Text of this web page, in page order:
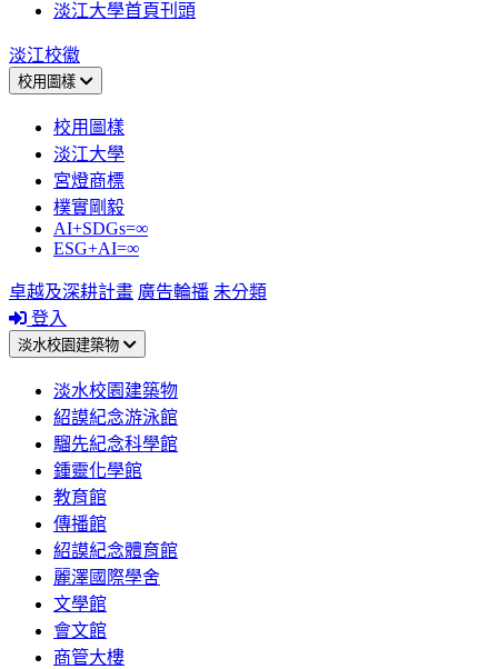
淡江大學首頁刊頭
淡江校徽
校用圖樣
校用圖樣
淡江大學
宮燈商標
樸實剛毅
AI+SDGs=∞
ESG+AI=∞
卓越及深耕計畫 廣告輪播 未分類
登入
淡水校園建築物
淡水校園建築物
紹謨紀念游泳館
騮先紀念科學館
鍾靈化學館
教育館
傳播館
紹謨紀念體育館
麗澤國際學舍
文學館
會文館
商管大樓